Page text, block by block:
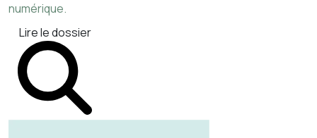
numérique.
Lire le dossier